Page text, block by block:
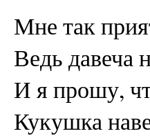
Мне так
Ведь давеча
И я прошу,
Кукушка